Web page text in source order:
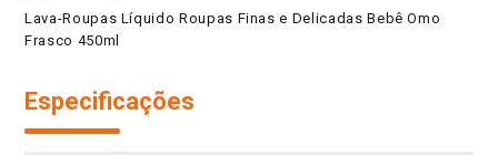
Lava-Roupas Líquido Roupas Finas e Delicadas Bebê Omo
Frasco 450ml
Especificações